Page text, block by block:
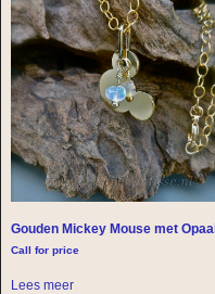
Gouden Mickey Mouse met Opaal
Call for price
Lees meer